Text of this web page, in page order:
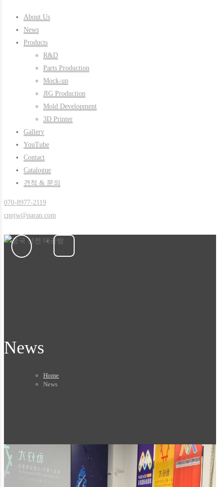
About Us
News
Products
R&D
Parts Production
Mock-up
JIG Production
Mold Development
3D Printer
Gallery
YouTube
Contact
Catalogue
견적 & 문의
070-8977-2119
cppjw@paran.com
News
Home
News